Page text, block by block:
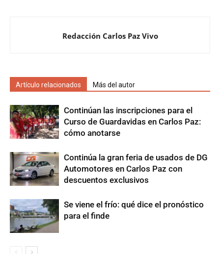
Redacción Carlos Paz Vivo
Artículo relacionados Más del autor
Continúan las inscripciones para el
Curso de Guardavidas en Carlos Paz:
cómo anotarse
Continúa la gran feria de usados de DG
Automotores en Carlos Paz con
descuentos exclusivos
Se viene el frío: qué dice el pronóstico
para el finde